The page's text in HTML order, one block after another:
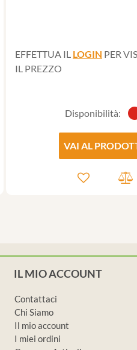
EFFETTUA IL LOGIN PER
IL PREZZO
Disponibilità:
VAI AL
IL MIO ACCOUNT
Contattaci
Chi Siamo
Il mio account
I miei ordini